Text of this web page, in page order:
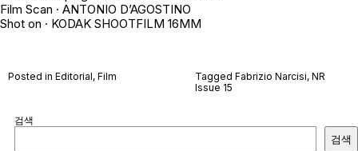
Film Scan · ANTONIO D’AGOSTINO
Shot on · KODAK SHOOTFILM 16MM
Posted in Editorial, Film Tagged Fabrizio Narcisi, NR
Issue 15
검색
검색